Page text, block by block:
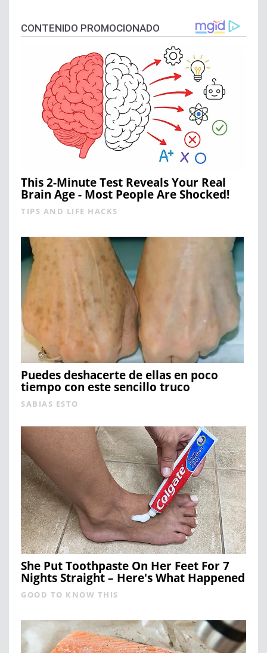
CONTENIDO PROMOCIONADO
This 2-Minute Test Reveals Your Real
Brain Age - Most People Are Shocked!
TIPS AND LIFE HACKS
Puedes deshacerte de ellas en poco
tiempo con este sencillo truco
SABIAS ESTO
She Put Toothpaste On Her Feet For 7
Nights Straight – Here's What Happened
GOOD TO KNOW THIS